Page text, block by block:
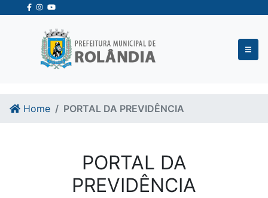
Ir para o conteudo
Ir para o fim do conteudo
Home PORTAL DA PREVIDÊNCIA
PORTAL DA
PREVIDÊNCIA